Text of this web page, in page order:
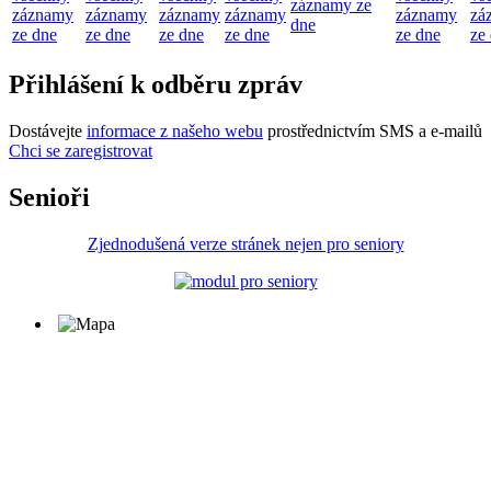
záznamy
ze dne
záznamy
ze dne
záznamy
ze dne
záznamy
ze dne
záznamy ze
dne
záznamy
ze dne
ze
Přihlášení k odběru zpráv
Dostávejte informace z našeho webu prostřednictvím SMS a e-mailů
Chci se zaregistrovat
Senioři
Zjednodušená verze stránek nejen pro seniory